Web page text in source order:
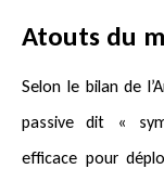
Atouts du
Selon le bilan de
passive dit «
efficace pour